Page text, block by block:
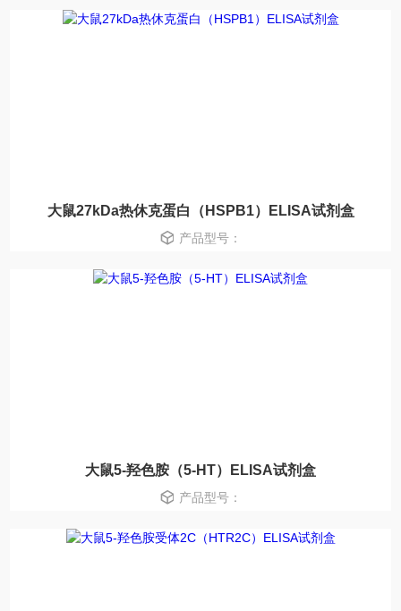
大鼠27kDa热休克蛋白（HSPB1）ELISA试剂盒
产品型号：
大鼠5-羟色胺（5-HT）ELISA试剂盒
产品型号：